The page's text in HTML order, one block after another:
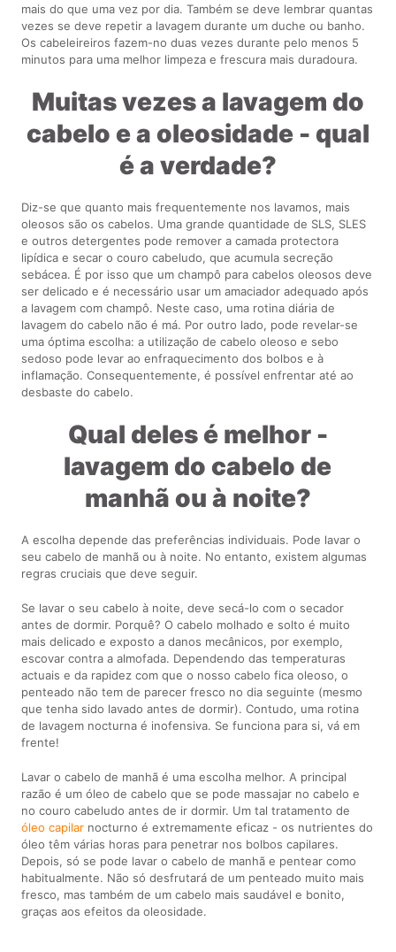
mais do que uma vez por dia. Também se deve lembrar quantas
vezes se deve repetir a lavagem durante um duche ou banho.
Os cabeleireiros fazem-no duas vezes durante pelo menos 5
minutos para uma melhor limpeza e frescura mais duradoura.
Muitas vezes a lavagem do
cabelo e a oleosidade - qual
é a verdade?
Diz-se que quanto mais frequentemente nos lavamos, mais
oleosos são os cabelos. Uma grande quantidade de SLS, SLES
e outros detergentes pode remover a camada protectora
lipídica e secar o couro cabeludo, que acumula secreção
sebácea. É por isso que um champô para cabelos oleosos deve
ser delicado e é necessário usar um amaciador adequado após
a lavagem com champô. Neste caso, uma rotina diária de
lavagem do cabelo não é má. Por outro lado, pode revelar-se
uma óptima escolha: a utilização de cabelo oleoso e sebo
sedoso pode levar ao enfraquecimento dos bolbos e à
inflamação. Consequentemente, é possível enfrentar até ao
desbaste do cabelo.
Qual deles é melhor -
lavagem do cabelo de
manhã ou à noite?
A escolha depende das preferências individuais. Pode lavar o
seu cabelo de manhã ou à noite. No entanto, existem algumas
regras cruciais que deve seguir.
Se lavar o seu cabelo à noite, deve secá-lo com o secador
antes de dormir. Porquê? O cabelo molhado e solto é muito
mais delicado e exposto a danos mecânicos, por exemplo,
escovar contra a almofada. Dependendo das temperaturas
actuais e da rapidez com que o nosso cabelo fica oleoso, o
penteado não tem de parecer fresco no dia seguinte (mesmo
que tenha sido lavado antes de dormir). Contudo, uma rotina
de lavagem nocturna é inofensiva. Se funciona para si, vá em
frente!
Lavar o cabelo de manhã é uma escolha melhor. A principal
razão é um óleo de cabelo que se pode massajar no cabelo e
no couro cabeludo antes de ir dormir. Um tal tratamento de
óleo capilar nocturno é extremamente eficaz - os nutrientes do
óleo têm várias horas para penetrar nos bolbos capilares.
Depois, só se pode lavar o cabelo de manhã e pentear como
habitualmente. Não só desfrutará de um penteado muito mais
fresco, mas também de um cabelo mais saudável e bonito,
graças aos efeitos da oleosidade.